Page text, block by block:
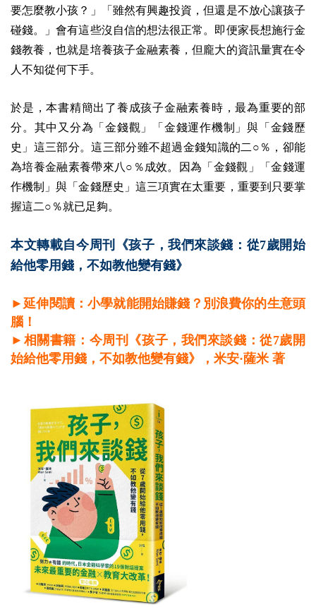
要怎麼教小孩？」「雖然有興趣投資，但還是不放心讓孩子
碰錢。」會有這些沒自信的想法很正常。即便家長想施行金
錢教養，也就是培養孩子金融素養，但龐大的資訊量實在令
人不知從何下手。
於是，本書精簡出了養成孩子金融素養時，最為重要的部
分。其中又分為「金錢觀」「金錢運作機制」與「金錢歷
史」這三部分。這三部分雖不超過金錢知識的二○％，卻能
為培養金融素養帶來八○％成效。因為「金錢觀」「金錢運
作機制」與「金錢歷史」這三項實在太重要，重要到只要掌
握這二○％就已足夠。
本文轉載自今周刊《孩子，我們來談錢：從7歲開始
給他零用錢，不如教他變有錢》
►延伸閱讀：小學就能開始賺錢？別浪費你的生意頭
腦！
►相關書籍： 今周刊《孩子，我們來談錢：從7歲開
始給他零用錢，不如教他變有錢》
，米安·薩米 著